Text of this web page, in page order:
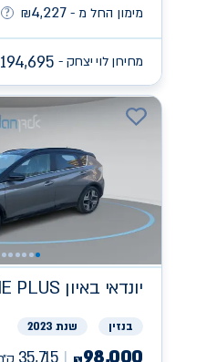
מימון החל מ -
₪4,227
מחירון לוי יצחק - 194,695
יונדאי PRIME PLUS באיון
בנזין שנת 2023
98,000
35,715